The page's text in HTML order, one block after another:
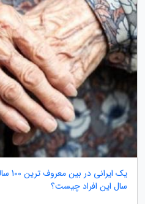
سال این افراد چیست؟